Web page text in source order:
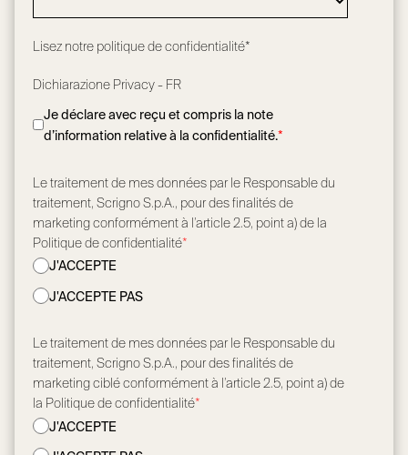
Lisez notre politique de confidentialité*
Dichiarazione Privacy - FR
Je déclare avec reçu et compris la note
d’information relative à la confidentialité.*
Le traitement de mes données par le Responsable du
traitement, Scrigno S.p.A., pour des finalités de
marketing conformément à l’article 2.5, point a) de la
Politique de confidentialité*
J'ACCEPTE
J'ACCEPTE PAS
Le traitement de mes données par le Responsable du
traitement, Scrigno S.p.A., pour des finalités de
marketing ciblé conformément à l’article 2.5, point a) de
la Politique de confidentialité*
J'ACCEPTE